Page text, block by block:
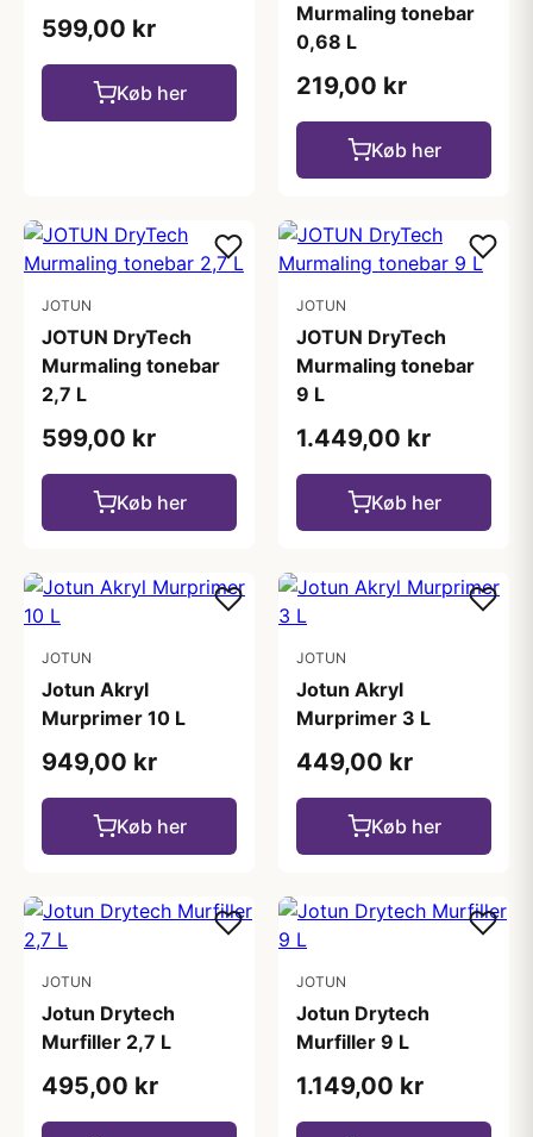
599,00 kr
Køb her
Murmaling tonebar
0,68 L
219,00 kr
Køb her
JOTUN
JOTUN DryTech
Murmaling tonebar
2,7 L
599,00 kr
Køb her
JOTUN
JOTUN DryTech
Murmaling tonebar
9 L
1.449,00 kr
Køb her
JOTUN
Jotun Akryl
Murprimer 10 L
949,00 kr
Køb her
JOTUN
Jotun Akryl
Murprimer 3 L
449,00 kr
Køb her
JOTUN
Jotun Drytech
Murfiller 2,7 L
495,00 kr
JOTUN
Jotun Drytech
Murfiller 9 L
1.149,00 kr